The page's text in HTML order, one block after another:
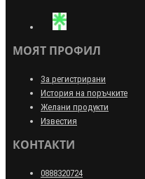
МОЯТ ПРОФИЛ
За регистрирани
История на поръчките
Желани продукти
Известия
КОНТАКТИ
0888320724